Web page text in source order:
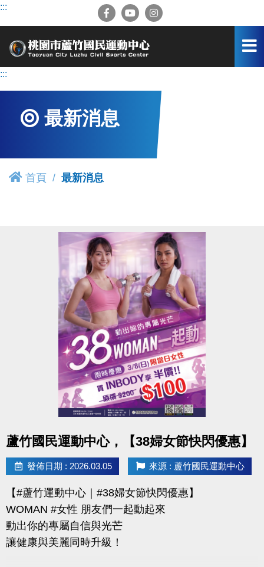
跳
容
:::
:::
最新消息
首頁 最新消息
蘆竹國民運動中心，【38婦女節快閃優惠】
發佈日期 : 2026.03.05 來源 : 蘆竹國民運動中心
【#蘆竹運動中心｜#38婦女節快閃優惠】
WOMAN #女性 朋友們一起動起來
動出你的專屬自信與光芒
讓健康與美麗同時升級！